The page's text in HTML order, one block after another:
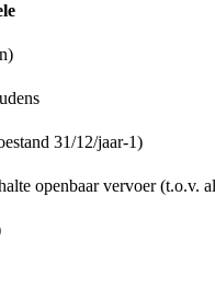
31/12/jaar-1)
openbaar vervoer (t.o.v.